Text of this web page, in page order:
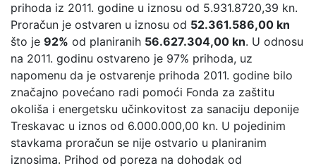
prihoda iz 2011. godine u iznosu od 5.931.8720,39 kn.
Proračun je ostvaren u iznosu od 52.361.586,00 kn
što je 92% od planiranih 56.627.304,00 kn. U odnosu
na 2011. godinu ostvareno je 97% prihoda, uz
napomenu da je ostvarenje prihoda 2011. godine bilo
značajno povećano radi pomoći Fonda za zaštitu
okoliša i energetsku učinkovitost za sanaciju deponije
Treskavac u iznos od 6.000.000,00 kn. U pojedinim
stavkama proračun se nije ostvario u planiranim
iznosima. Prihod od poreza na dohodak od